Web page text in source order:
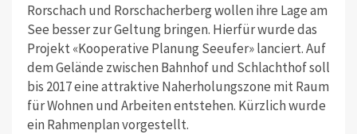
Rorschach und Rorschacherberg wollen ihre Lage am
See besser zur Geltung bringen. Hierfür wurde das
Projekt «Kooperative Planung Seeufer» lanciert. Auf
dem Gelände zwischen Bahnhof und Schlachthof soll
bis 2017 eine attraktive Naherholungszone mit Raum
für Wohnen und Arbeiten entstehen. Kürzlich wurde
ein Rahmenplan vorgestellt.